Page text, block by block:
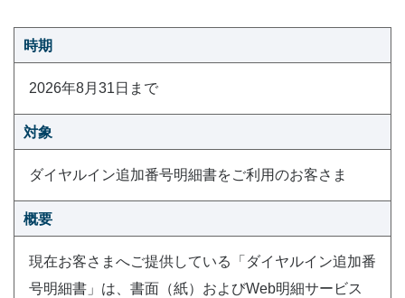
時期
2026年8月31日まで
対象
ダイヤルイン追加番号明細書をご利用のお客さま
概要
現在お客さまへご提供している「ダイヤルイン追加番
号明細書」は、書面（紙）およびWeb明細サービス